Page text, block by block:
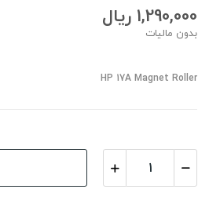
1,290,000 ریال
بدون مالیات
HP 17A Magnet Roller